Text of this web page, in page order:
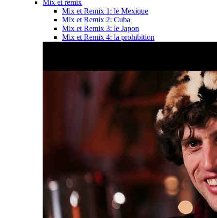
Mix et remix
Mix et Remix 1: le Mexique
Mix et Remix 2: Cuba
Mix et Remix 3: le Japon
Mix et Remix 4: la prohibition